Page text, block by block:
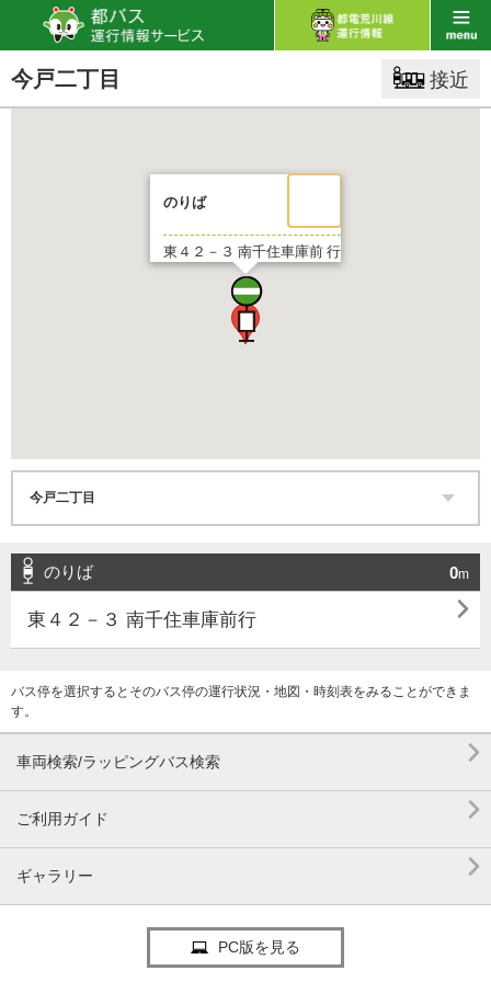
今戸二丁目 接近
のりば
東４２－３ 南千住車庫前 行
のりば 0m
東４２－３ 南千住車庫前行 
バス停を選択するとそのバス停の運行状況・地図・時刻表をみることができま
す。
車両検索/ラッピングバス検索 
ご利用ガイド 
ギャラリー 
PC版を見る